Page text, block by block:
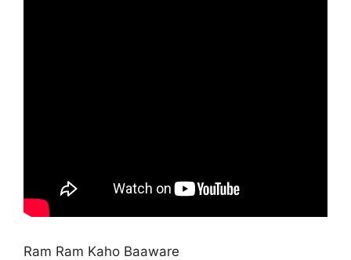
Ram Ram Kaho Baaware